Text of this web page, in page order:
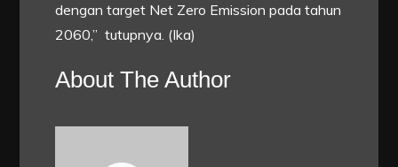
dengan target Net Zero Emission pada tahun
2060,” tutupnya. (Ika)
About The Author